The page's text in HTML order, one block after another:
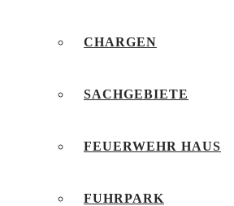
CHARGEN
SACHGEBIETE
FEUERWEHR HAUS
FUHRPARK